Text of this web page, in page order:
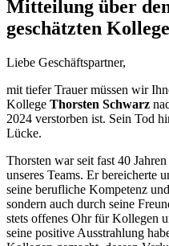
Mitteilung über
geschätzten
Liebe Geschäftspartner,
mit tiefer Trauer müssen wir
Kollege Thorsten Schwarz
2024 verstorben ist. Sein Tod
Lücke.
Thorsten war seit fast 40
unseres Teams. Er bereicherte
seine berufliche Kompetenz
sondern auch durch seine
stets offenes Ohr für Kollegen
seine positive Ausstrahlung